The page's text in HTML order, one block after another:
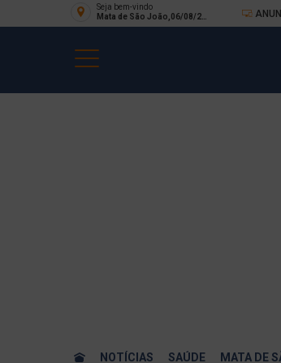
Seja bem-vindo
Mata de São João,06/08/20
26
NOTÍCIAS SAÚDE MATA DE